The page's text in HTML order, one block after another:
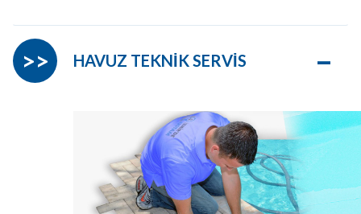
HAVUZ TEKNİK SERVİS –
>>